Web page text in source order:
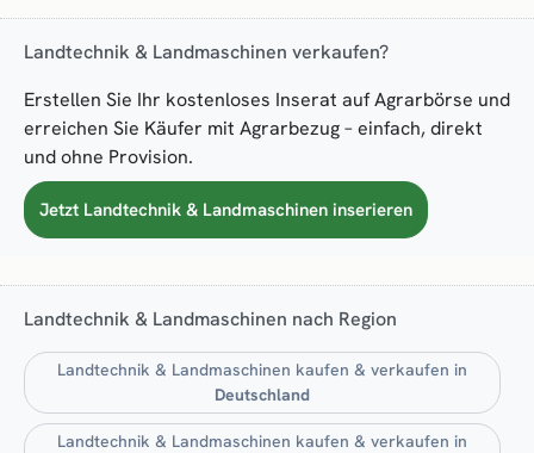
Landtechnik & Landmaschinen verkaufen?
Erstellen Sie Ihr kostenloses Inserat auf Agrarbörse und
erreichen Sie Käufer mit Agrarbezug – einfach, direkt
und ohne Provision.
Jetzt Landtechnik & Landmaschinen inserieren
Landtechnik & Landmaschinen nach Region
Landtechnik & Landmaschinen kaufen & verkaufen in
Deutschland
Landtechnik & Landmaschinen kaufen & verkaufen in